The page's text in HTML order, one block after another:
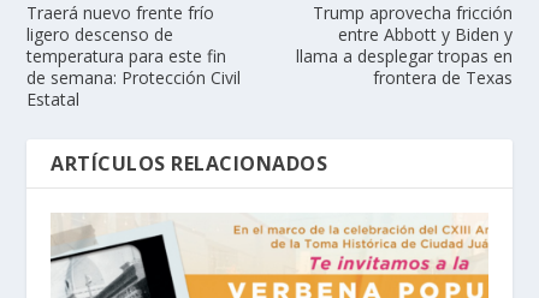
Traerá nuevo frente frío
ligero descenso de
temperatura para este fin
de semana: Protección Civil
Estatal
Trump aprovecha fricción
entre Abbott y Biden y
llama a desplegar tropas en
frontera de Texas
ARTÍCULOS RELACIONADOS